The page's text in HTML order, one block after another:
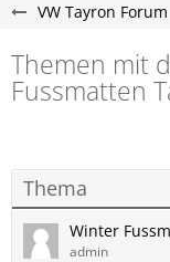
VW Tayron Forum
Themen mit
Fussmatten
Thema
Winter
admin